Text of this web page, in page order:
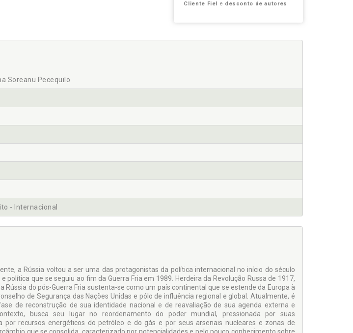
Cliente Fiel e desconto de autores
Soreanu Pecequilo
- Internacional
a Rússia voltou a ser uma das protagonistas da política internacional no início do século
política que se seguiu ao fim da Guerra Fria em 1989. Herdeira da Revolução Russa de 1917,
Rússia do pós-Guerra Fria sustenta-se como um país continental que se estende da Europa à
de Segurança das Nações Unidas e pólo de influência regional e global. Atualmente, é
de reconstrução de sua identidade nacional e de reavaliação de sua agenda externa e
busca seu lugar no reordenamento do poder mundial, pressionada por suas
por recursos energéticos do petróleo e do gás e por seus arsenais nucleares e zonas de